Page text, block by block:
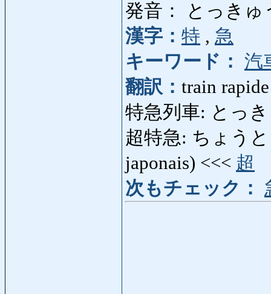
発音： とっきゅ
漢字： 特 , 急
キーワード： 汽
翻訳： train rapide
特急列車: とっ
超特急: ちょうと
japonais) <<< 超
次もチェック：